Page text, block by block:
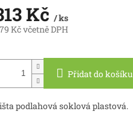
Kč / ks
Kč včetně DPH
Přidat do košíku
podlahová soklová plastová.